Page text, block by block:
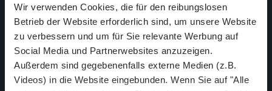
Wir verwenden Cookies, die für den reibungslosen
Betrieb der Website erforderlich sind, um unsere Website
zu verbessern und um für Sie relevante Werbung auf
Social Media und Partnerwebsites anzuzeigen.
Außerdem sind gegebenenfalls externe Medien (z.B.
Videos) in die Website eingebunden. Wenn Sie auf "Alle
anschauen.Ab Minuten 31:45 geht es ums Miniatur
Wunderland.
Service & Kontakt
- Audiopräsentation: "Die Geschichte des Wunderlandes"
- Currywurst und Pommes mit Getränk zum Sonderpreis
von 9,00 € 🍟
-Sonderpreis nur 34,90 €(statt ca. 47,- € einzeln -
sparen mind. 25 %
) 😮